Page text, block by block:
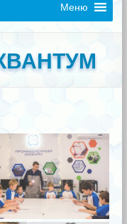
Меню